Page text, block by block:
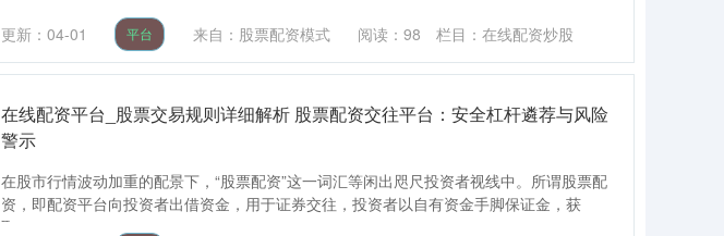
更新：04-01 平台 来自：股票配资模式 阅读： 98 栏目： 在线配资炒股
在线配资平台_股票交易规则详细解析 股票配资交往平台：安全杠杆遴荐与风险
警示
在股市行情波动加重的配景下，“股票配资”这一词汇等闲出咫尺投资者视线中。所谓股票配
资，即配资平台向投资者出借资金，用于证券交往，投资者以自有资金手脚保证金，获
取....